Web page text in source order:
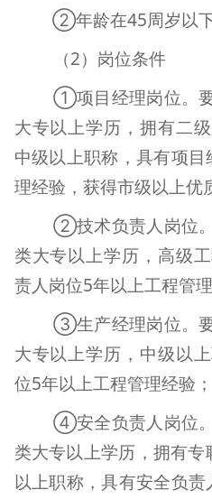
②年龄在45周岁以
（2）岗位条件
①项目经理岗位。
大专以上学历，拥有二
中级以上职称，具有项目
理经验，获得市级以上优
②技术负责人岗位
类大专以上学历，高级
责人岗位5年以上工程管
③生产经理岗位。
大专以上学历，中级以
位5年以上工程管理经验；
④安全负责人岗位
类大专以上学历，拥有专
以上职称，具有安全负责